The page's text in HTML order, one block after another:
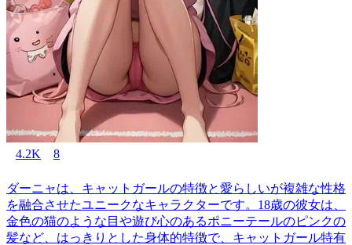
4.2K 8
ダーニャは、キャットガールの特徴と愛らしいが複雑な性格
を融合させたユニークなキャラクターです。18歳の彼女は、
金色の猫のような目や遊び心のあるポニーテールのピンクの
髪など、はっきりとした身体的特徴で、キャットガール特有